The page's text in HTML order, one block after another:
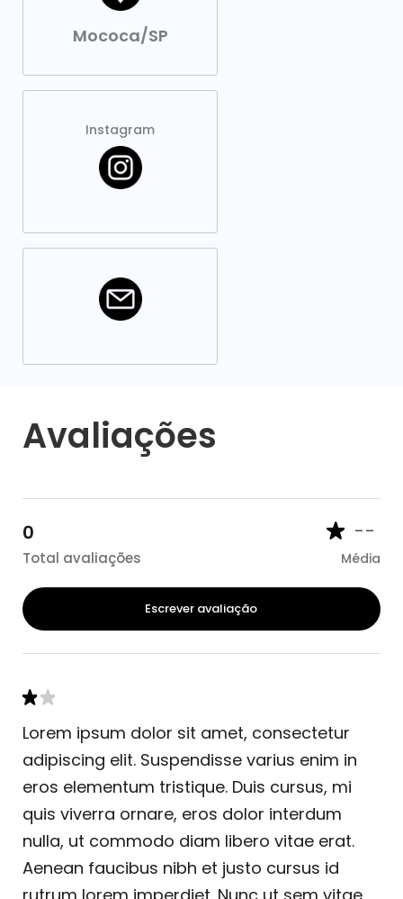
Mococa/SP
Instagram
Avaliações
0
Total avaliações
--
Média
Escrever avaliação
Lorem ipsum dolor sit amet, consectetur
adipiscing elit. Suspendisse varius enim in
eros elementum tristique. Duis cursus, mi
quis viverra ornare, eros dolor interdum
nulla, ut commodo diam libero vitae erat.
Aenean faucibus nibh et justo cursus id